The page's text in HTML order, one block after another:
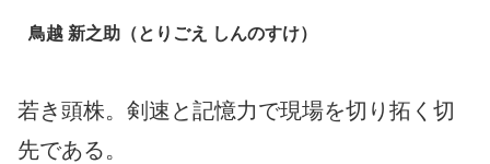
鳥越 新之助（とりごえ しんのすけ）
若き頭株。剣速と記憶力で現場を切り拓く切
先である。